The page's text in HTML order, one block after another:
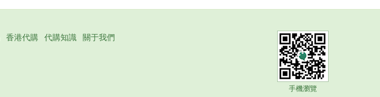
香港代購 代購知識 關于我們
手機瀏覽